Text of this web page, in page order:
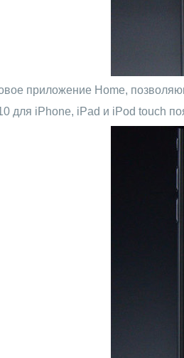
приложение Home,
для iPhone, iPad и iPod touch